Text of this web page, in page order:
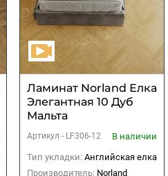
Ламинат Norland Елка
Элегантная 10 Дуб
Мальта
Артикул - LF306-12
В наличии
Тип укладки: Английская елка
Производитель: Norland